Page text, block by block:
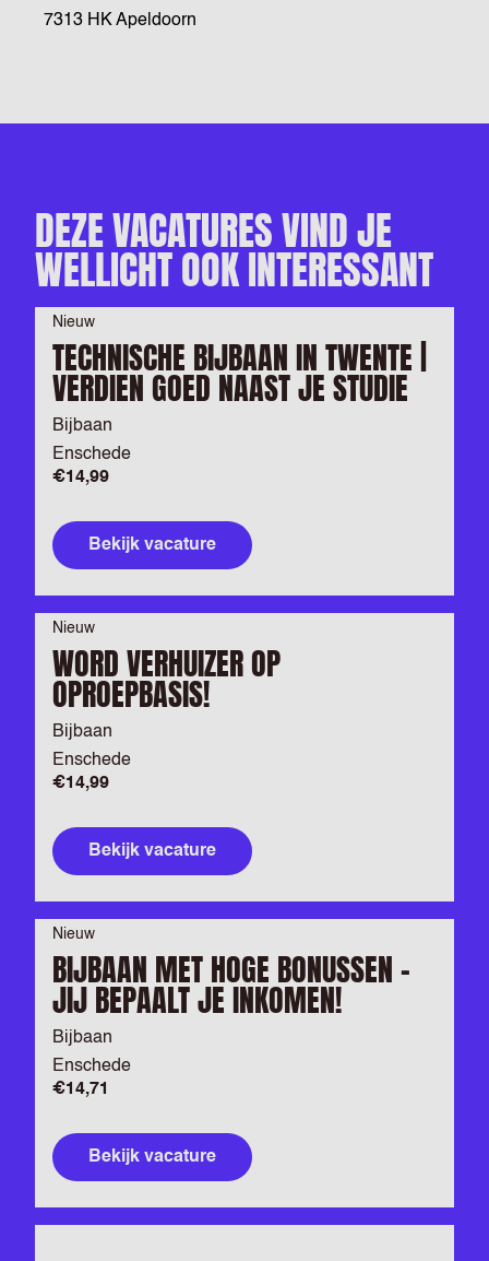
7313 HK Apeldoorn
DEZE VACATURES VIND JE
WELLICHT OOK INTERESSANT
Nieuw
TECHNISCHE BIJBAAN IN TWENTE |
VERDIEN GOED NAAST JE STUDIE
Bijbaan
Enschede
€14,99
Bekijk vacature
Nieuw
WORD VERHUIZER OP
OPROEPBASIS!
Bijbaan
Enschede
€14,99
Bekijk vacature
Nieuw
BIJBAAN MET HOGE BONUSSEN –
JIJ BEPAALT JE INKOMEN!
Bijbaan
Enschede
€14,71
Bekijk vacature